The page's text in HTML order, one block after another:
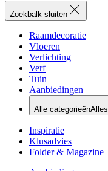
Zoekbalk sluiten
Raamdecoratie
Vloeren
Verlichting
Verf
Tuin
Aanbiedingen
Alle categorieënAlles
Inspiratie
Klusadvies
Folder & Magazine